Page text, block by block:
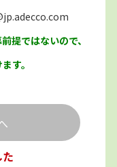
提ではないので、
す。